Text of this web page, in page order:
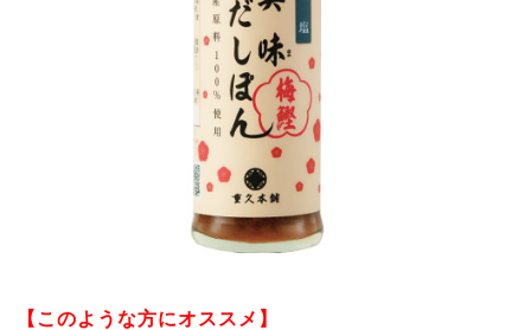
【このような方にオススメ】